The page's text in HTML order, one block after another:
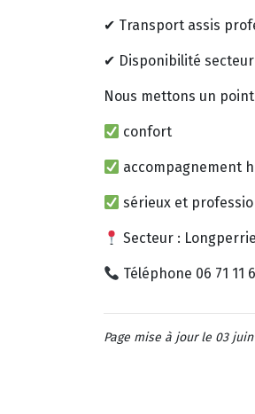
✔ Transport assis
✔ Disponibilité
Nous mettons un
confort
accompagnement
sérieux et
Secteur :
Téléphone 06 71 11
Page mise à jour le 03 juin